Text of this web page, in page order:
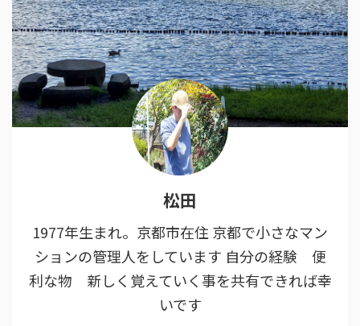
松田
1977年生まれ。京都市在住 京都で小さなマン
ションの管理人をしています 自分の経験 便
利な物 新しく覚えていく事を共有できれば幸
いです